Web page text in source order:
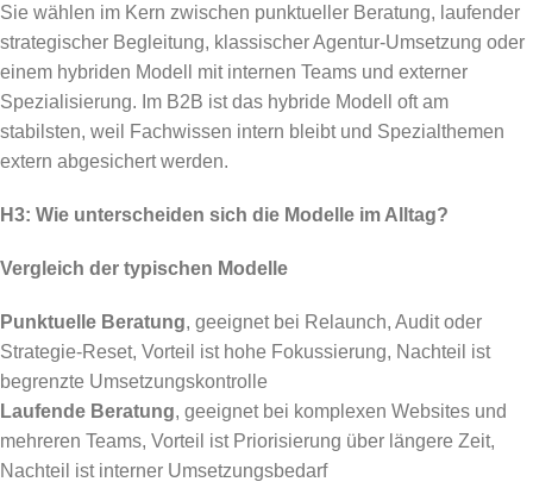
Sie wählen im Kern zwischen punktueller Beratung, laufender
strategischer Begleitung, klassischer Agentur-Umsetzung oder
einem hybriden Modell mit internen Teams und externer
Spezialisierung. Im B2B ist das hybride Modell oft am
stabilsten, weil Fachwissen intern bleibt und Spezialthemen
extern abgesichert werden.
H3: Wie unterscheiden sich die Modelle im Alltag?
Vergleich der typischen Modelle
Punktuelle Beratung, geeignet bei Relaunch, Audit oder
Strategie-Reset, Vorteil ist hohe Fokussierung, Nachteil ist
begrenzte Umsetzungskontrolle
Laufende Beratung, geeignet bei komplexen Websites und
mehreren Teams, Vorteil ist Priorisierung über längere Zeit,
Nachteil ist interner Umsetzungsbedarf